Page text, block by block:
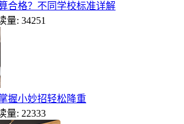
合格？不同学校标准详解
量: 34251
握小妙招轻松降重
量: 22333